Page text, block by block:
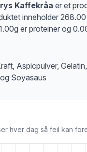
Kaffekråa er et
inneholder
er proteiner og
Aspicpulver,
Soyasaus
hver dag så feil kan